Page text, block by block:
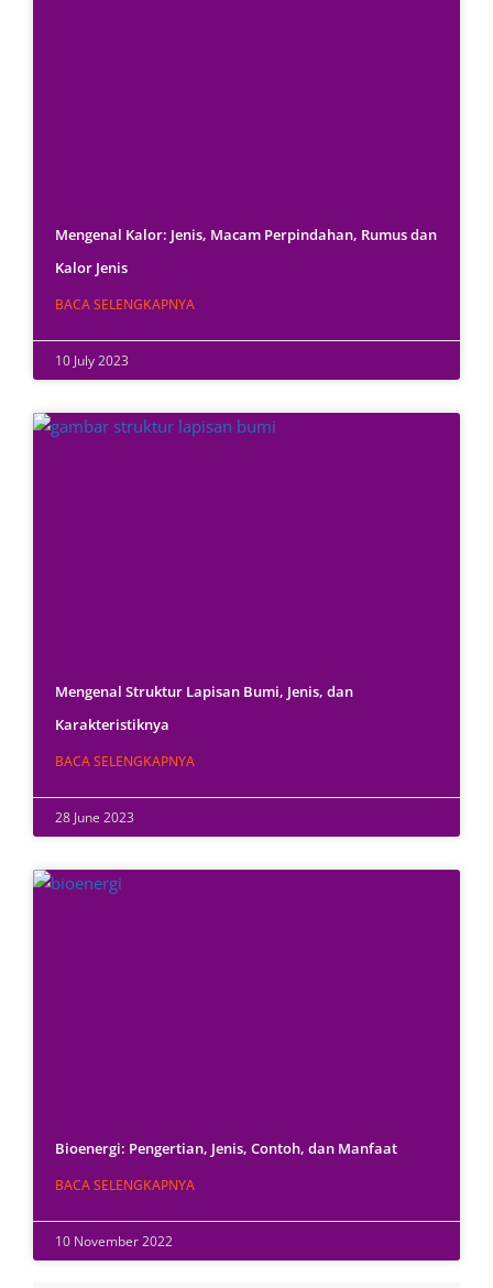
Mengenal Kalor: Jenis, Macam Perpindahan, Rumus dan
Kalor Jenis
BACA SELENGKAPNYA
10 July 2023
Mengenal Struktur Lapisan Bumi, Jenis, dan
Karakteristiknya
BACA SELENGKAPNYA
28 June 2023
Bioenergi: Pengertian, Jenis, Contoh, dan Manfaat
BACA SELENGKAPNYA
10 November 2022